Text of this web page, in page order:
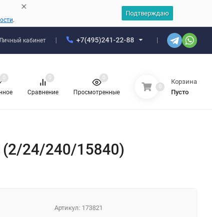
.
Подтверждаю
кабинет +7(495)241-22-88
0
Сравнение
0
Просмотренные
0
0
Корзина
Пусто
(2/24/240/15840)
Артикул: 173821